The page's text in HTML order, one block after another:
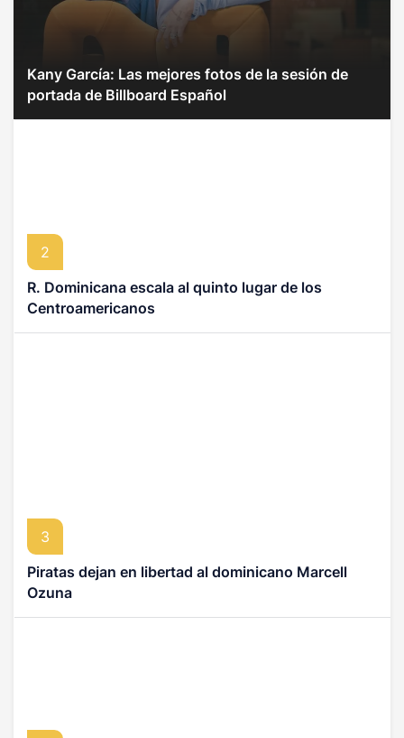
Kany García: Las mejores fotos de la sesión de
portada de Billboard Español
2
R. Dominicana escala al quinto lugar de los
Centroamericanos
3
Piratas dejan en libertad al dominicano Marcell
Ozuna